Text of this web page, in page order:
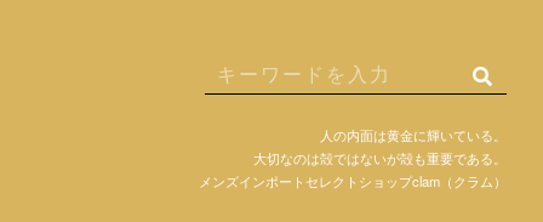
人の内面は黄金に輝いている。
大切なのは殻ではないが殻も重要である。
メンズインポートセレクトショップclam（クラム）